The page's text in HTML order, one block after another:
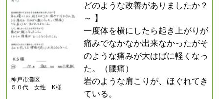
神戸市灘区
５０代 女性 K様
どのような改善がありましたか？
～ 】
一度体を横にしたら起き上がりが
痛みでなかなか出来なかったがそ
のような痛みが大はばに軽くなっ
た。（腰痛）
岩のような肩こりが、ほぐれてき
ている。